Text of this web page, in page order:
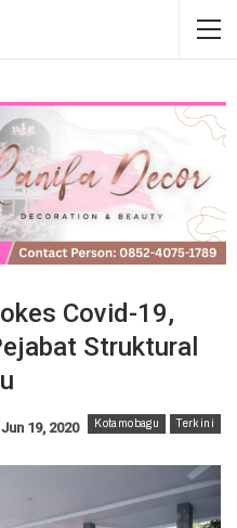
Covid-19,
Struktural
Kotamobagu Terkini
Jun 19, 2020